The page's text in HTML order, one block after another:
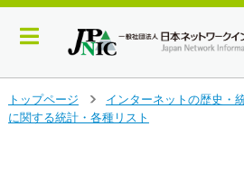
イ
トップページ
>
インターネットの歴史・
に関する統計・各種リスト